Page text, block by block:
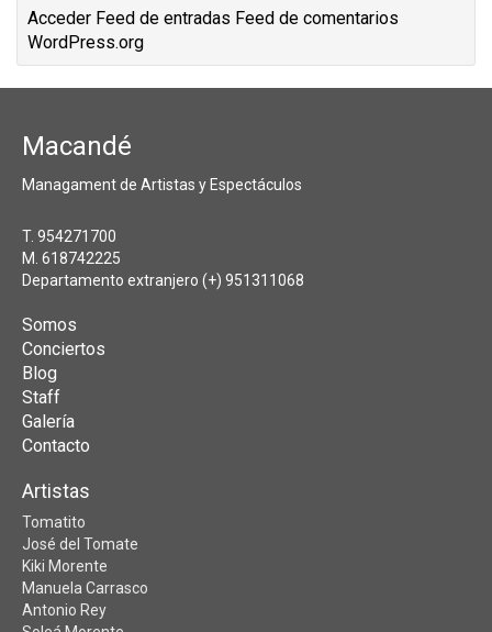
Acceder Feed de entradas Feed de comentarios
WordPress.org
Macandé
Managament de Artistas y Espectáculos
T. 954271700
M. 618742225
Departamento extranjero (+) 951311068
Somos
Conciertos
Blog
Staff
Galería
Contacto
Artistas
Tomatito
José del Tomate
Kiki Morente
Manuela Carrasco
Antonio Rey